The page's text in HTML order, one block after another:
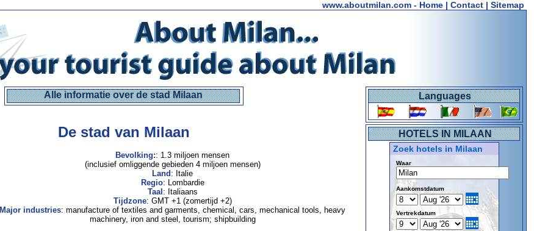
www.aboutmilan.com - Home | Contact | Sitemap
Languages
HOTELS IN MILAAN
Zoek hotels in Milaan
Waar
Aankomstdatum
Vertrekdatum
Alle informatie over de stad Milaan
De stad van Milaan
Bevolking:: 1.3 miljoen mensen
(inclusief omliggende gebieden 4 miljoen mensen)
Land : Italie
Regio: Lombardie
Taal : Italiaans
Tijdzone: GMT +1 (zomertijd +2)
Major industries: manufacture of textiles and garments, chemical, cars, mechanical tools, heavy
machinery, iron and steel, tourism; shipbuilding